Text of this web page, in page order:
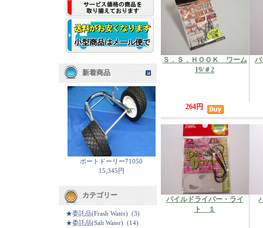
新着商品
ボートドーリー71050
15,345円
カテゴリー
★委託品(Frash Water) (3)
★委託品(Salt Water) (14)
Ｓ．Ｓ．ＨＯＯＫ ワーム
19/＃2
264円
パイルドライバー・ライ
ト １